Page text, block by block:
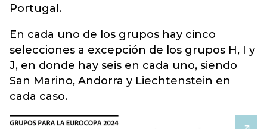
Portugal.
En cada uno de los grupos hay cinco
selecciones a excepción de los grupos H, I y
J, en donde hay seis en cada uno, siendo
San Marino, Andorra y Liechtenstein en
cada caso.